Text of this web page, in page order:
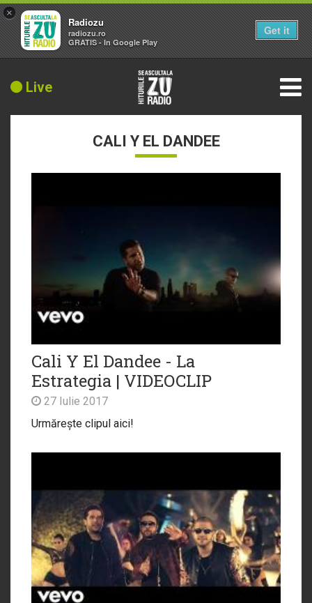
Live
CALI Y EL DANDEE
Cali Y El Dandee - La
Estrategia | VIDEOCLIP
27 Iulie 2017
Urmărește clipul aici!
×
Radiozu
radiozu.ro
GRATIS - In Google Play
Get it